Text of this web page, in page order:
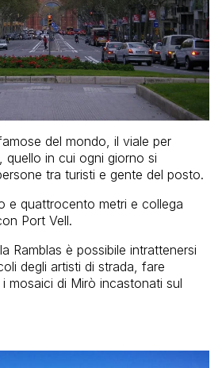
del mondo, il viale per
quello in cui ogni giorno si
tra turisti e gente del posto.
e quattrocento metri e collega
Port Vell.
Ramblas è possibile intrattenersi
degli artisti di strada, fare
mosaici di Mirò incastonati sul